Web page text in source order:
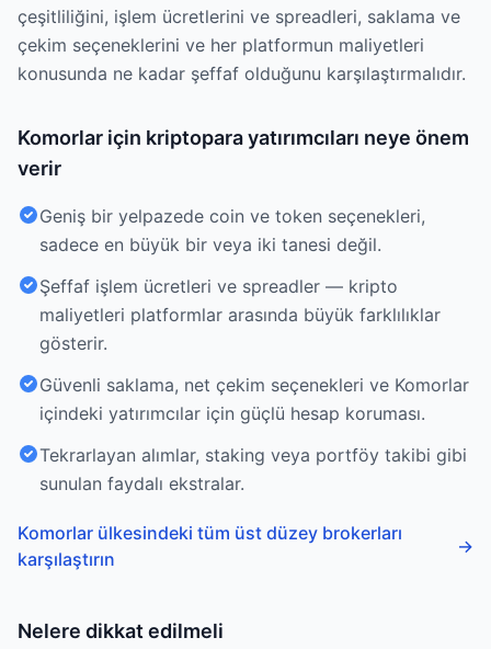
çeşitliliğini, işlem ücretlerini ve spreadleri, saklama ve
çekim seçeneklerini ve her platformun maliyetleri
konusunda ne kadar şeffaf olduğunu karşılaştırmalıdır.
Komorlar için kriptopara yatırımcıları neye önem
verir
Geniş bir yelpazede coin ve token seçenekleri,
sadece en büyük bir veya iki tanesi değil.
Şeffaf işlem ücretleri ve spreadler — kripto
maliyetleri platformlar arasında büyük farklılıklar
gösterir.
Güvenli saklama, net çekim seçenekleri ve Komorlar
içindeki yatırımcılar için güçlü hesap koruması.
Tekrarlayan alımlar, staking veya portföy takibi gibi
sunulan faydalı ekstralar.
Komorlar ülkesindeki tüm üst düzey brokerları
karşılaştırın
→
Nelere dikkat edilmeli